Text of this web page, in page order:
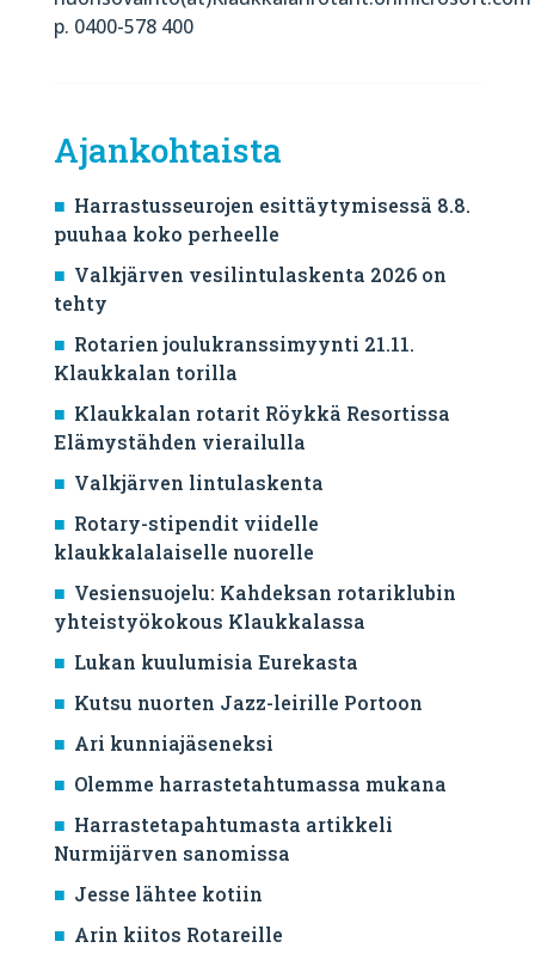
p. 0400-578 400
Ajankohtaista
Harrastusseurojen esittäytymisessä 8.8.
puuhaa koko perheelle
Valkjärven vesilintulaskenta 2026 on
tehty
Rotarien joulukranssimyynti 21.11.
Klaukkalan torilla
Klaukkalan rotarit Röykkä Resortissa
Elämystähden vierailulla
Valkjärven lintulaskenta
Rotary-stipendit viidelle
klaukkalalaiselle nuorelle
Vesiensuojelu: Kahdeksan rotariklubin
yhteistyökokous Klaukkalassa
Lukan kuulumisia Eurekasta
Kutsu nuorten Jazz-leirille Portoon
Ari kunniajäseneksi
Olemme harrastetahtumassa mukana
Harrastetapahtumasta artikkeli
Nurmijärven sanomissa
Jesse lähtee kotiin
Arin kiitos Rotareille